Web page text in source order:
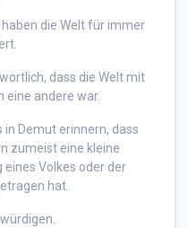
die Welt für immer
dass die Welt mit
eine andere war.
Demut erinnern, dass
zumeist eine kleine
Volkes oder der
hat.